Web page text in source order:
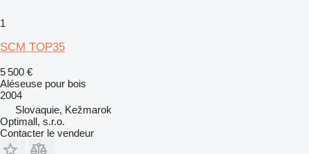
1
SCM TOP35
5 500 €
Aléseuse pour bois
2004
Slovaquie, Kežmarok
Optimall, s.r.o.
Contacter le vendeur